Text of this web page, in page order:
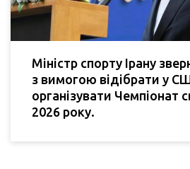
Міністр спорту Ірану
з вимогою відібрати у
організувати Чемпіонат
2026 року.